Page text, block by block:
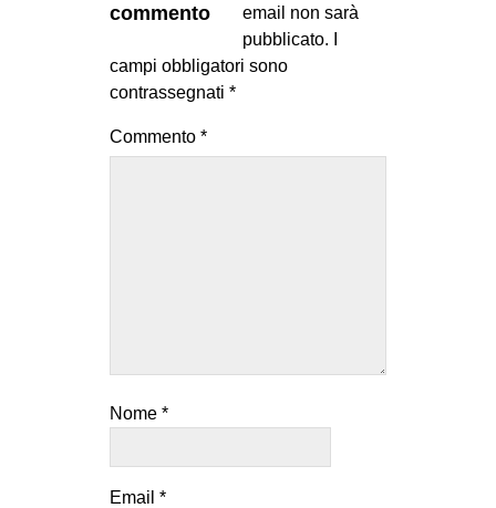
commento
email non sarà
pubblicato.
campi obbligatori sono
contrassegnati *
Commento *
Nome *
Email *